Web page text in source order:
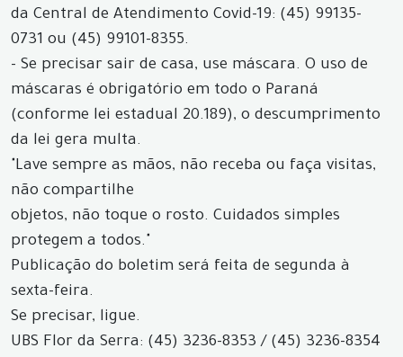
da Central de Atendimento Covid-19: (45) 99135-
0731 ou (45) 99101-8355.
- Se precisar sair de casa, use máscara. O uso de
máscaras é obrigatório em todo o Paraná
(conforme lei estadual 20.189), o descumprimento
da lei gera multa.
"Lave sempre as mãos, não receba ou faça visitas,
não compartilhe
objetos, não toque o rosto. Cuidados simples
protegem a todos."
Publicação do boletim será feita de segunda à
sexta-feira.
Se precisar, ligue.
UBS Flor da Serra: (45) 3236-8353 / (45) 3236-8354